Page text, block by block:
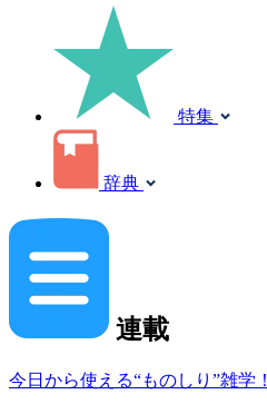
特集
辞典
連載
今日から使える“ものしり”雑学！